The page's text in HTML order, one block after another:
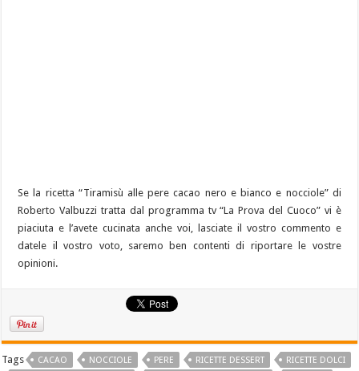
Se la ricetta “Tiramisù alle pere cacao nero e bianco e nocciole” di
Roberto Valbuzzi tratta dal programma tv “La Prova del Cuoco” vi è
piaciuta e l’avete cucinata anche voi, lasciate il vostro commento e
datele il vostro voto, saremo ben contenti di riportare le vostre
opinioni.
Tags CACAO NOCCIOLE PERE RICETTE DESSERT
RICETTE DOLCI